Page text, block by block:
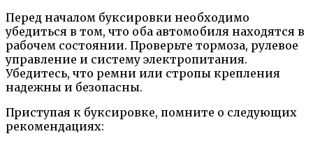
Перед началом буксировки необходимо
убедиться в том, что оба автомобиля находятся в
рабочем состоянии. Проверьте тормоза, рулевое
управление и систему электропитания.
Убедитесь, что ремни или стропы крепления
надежны и безопасны.
Приступая к буксировке, помните о следующих
рекомендациях: